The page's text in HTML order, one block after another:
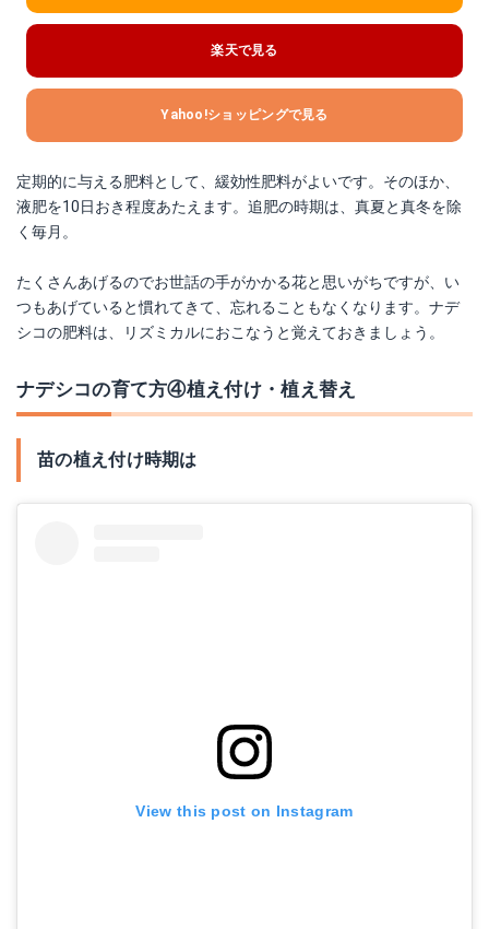
楽天で見る
Yahoo!ショッピングで見る
定期的に与える肥料として、緩効性肥料がよいです。そのほか、
液肥を10日おき程度あたえます。追肥の時期は、真夏と真冬を除
く毎月。
たくさんあげるのでお世話の手がかかる花と思いがちですが、い
つもあげていると慣れてきて、忘れることもなくなります。ナデ
シコの肥料は、リズミカルにおこなうと覚えておきましょう。
ナデシコの育て方④植え付け・植え替え
苗の植え付け時期は
View this post on Instagram